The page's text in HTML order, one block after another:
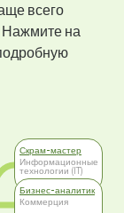
всего
Нажмите на
Скрам-мастер
Информационные
технологии (IT)
Бизнес-аналитик
Коммерция